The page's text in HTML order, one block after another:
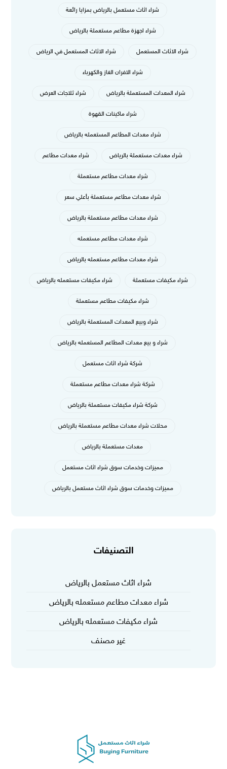
شراء اثاث مستعمل بالرياض بمزايا رائعة
شراء اجهزة مطاعم مستعملة بالرياض
شراء الاثاث المستعمل شراء الاثاث المستعمل في الرياض
شراء الافران الغاز والكهرباء
شراء المعدات المستعملة بالرياض شراء ثلاجات العرض
شراء ماكينات القهوة
شراء معدات المطاعم المستعمله بالرياض
شراء معدات مستعملة بالرياض شراء معدات مطاعم
شراء معدات مطاعم مستعملة
شراء معدات مطاعم مستعملة بأعلي سعر
شراء معدات مطاعم مستعملة بالرياض
شراء معدات مطاعم مستعمله
شراء معدات مطاعم مستعمله بالرياض
شراء مكيفات مستعملة شراء مكيفات مستعمله بالرياض
شراء مكيفات مطاعم مستعملة
شراء وبيع المعدات المستعملة بالرياض
شراء و بيع معدات المطاعم المستعمله بالرياض
شركة شراء اثاث مستعمل
شركة شراء معدات مطاعم مستعملة
شركة شراء مكيفات مستعملة بالرياض
محلات شراء معدات مطاعم مستعملة بالرياض
معدات مستعملة بالرياض
مميزات وخدمات سوق شراء اثاث مستعمل
مميزات وخدمات سوق شراء اثاث مستعمل بالرياض
التصنيفات
شراء اثاث مستعمل بالرياض
شراء معدات مطاعم مستعمله بالرياض
شراء مكيفات مستعمله بالرياض
غير مصنف